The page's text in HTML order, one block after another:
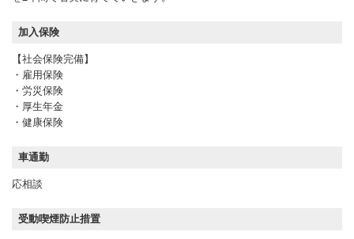
加入保険
【社会保険完備】
・雇用保険
・労災保険
・厚生年金
・健康保険
車通勤
応相談
受動喫煙防止措置